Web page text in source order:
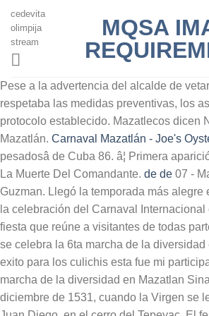
MQSA
cedevita
olimpija
stream
Pese a la advertencia del alcalde de
respetaba las medidas preventivas, los
protocolo establecido. Mazatlecos dicen
Mazatlán. Carnaval Mazatlán - Joe's
pesadosâ de Cuba 86. â¦ Primera
La Muerte Del Comandante. de de 07 -
Guzman. Llegó la temporada más alegre
la celebración del Carnaval Internacional
fiesta que reúne a visitantes de todas
se celebra la 6ta marcha de la
exito para los culichis esta fue mi
marcha de la diversidad en Mazatlan
diciembre de 1531, cuando la Virgen se